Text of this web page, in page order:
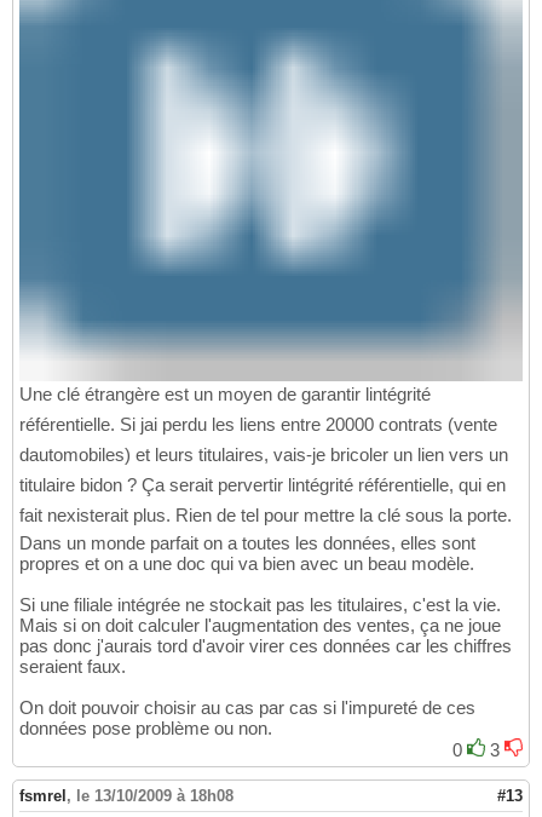
Une clé étrangère est un moyen de garantir lintégrité
référentielle. Si jai perdu les liens entre 20000 contrats (vente
dautomobiles) et leurs titulaires, vais-je bricoler un lien vers un
titulaire bidon ? Ça serait pervertir lintégrité référentielle, qui en
fait nexisterait plus. Rien de tel pour mettre la clé sous la porte.
Dans un monde parfait on a toutes les données, elles sont
propres et on a une doc qui va bien avec un beau modèle.
Si une filiale intégrée ne stockait pas les titulaires, c'est la vie.
Mais si on doit calculer l'augmentation des ventes, ça ne joue
pas donc j'aurais tord d'avoir virer ces données car les chiffres
seraient faux.
On doit pouvoir choisir au cas par cas si l'impureté de ces
données pose problème ou non.
0
3
fsmrel , le 13/10/2009 à 18h08 #13